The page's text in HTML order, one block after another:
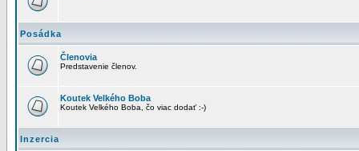
Posádka
Členovia
Predstavenie členov.
Koutek Velkého Boba
Koutek Velkého Boba, čo viac dodať :-)
Inzercia